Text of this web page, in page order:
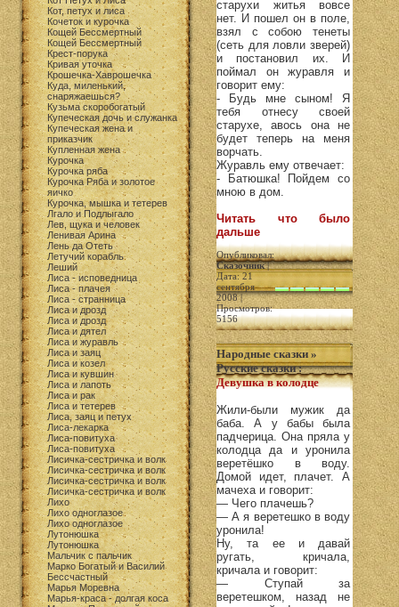
Кот, петух и лиса
Кочеток и курочка
Кощей Бессмертный
Кощей Бессмертный
Крест-порука
Кривая уточка
Крошечка-Хаврошечка
Куда, миленький,
снаряжаешься?
Кузьма скоробогатый
Купеческая дочь и служанка
Купеческая жена и
приказчик
Купленная жена
Курочка
Курочка ряба
Курочка Ряба и золотое
яичко
Курочка, мышка и тетерев
Лгало и Подлыгало
Лев, щука и человек
Ленивая Арина
Лень да Отеть
Летучий корабль
Леший
Лиса - исповедница
Лиса - плачея
Лиса - странница
Лиса и дрозд
Лиса и дрозд
Лиса и дятел
Лиса и журавль
Лиса и заяц
Лиса и козел
Лиса и кувшин
Лиса и лапоть
Лиса и рак
Лиса и тетерев
Лиса, заяц и петух
Лиса-лекарка
Лиса-повитуха
Лиса-повитуха
Лисичка-сестричка и волк
Лисичка-сестричка и волк
Лисичка-сестричка и волк
Лисичка-сестричка и волк
Лихо
Лихо одноглазое
Лихо одноглазое
Лутонюшка
Лутонюшка
Мальчик с пальчик
Марко Богатый и Василий
Бессчастный
Марья Моревна
Марья-краса - долгая коса
старухи житья вовсе
нет. И пошел он в поле,
взял с собою тенеты
(сеть для ловли зверей)
и постановил их. И
поймал он журавля и
говорит ему:
- Будь мне сыном! Я
тебя отнесу своей
старухе, авось она не
будет теперь на меня
ворчать.
Журавль ему отвечает:
- Батюшка! Пойдем со
мною в дом.
Читать что было
дальше
Опубликовал:
Сказочник|
Дата: 21
сентября
2008 |
Просмотров:
5156
Народные сказки »
Русские сказки:
Девушка в колодце
Жили-были мужик да
баба. А у бабы была
падчерица. Она пряла у
колодца да и уронила
веретёшко в воду.
Домой идет, плачет. А
мачеха и говорит:
— Чего плачешь?
— А я веретешко в воду
уронила!
Ну, та ее и давай
ругать, кричала,
кричала и говорит:
— Ступай за
веретешком, назад не